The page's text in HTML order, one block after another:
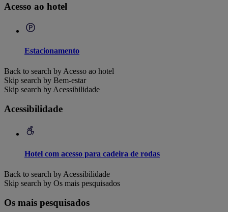
Acesso ao hotel
Estacionamento
Back to search by Acesso ao hotel
Skip search by Bem-estar
Skip search by Acessibilidade
Acessibilidade
Hotel com acesso para cadeira de rodas
Back to search by Acessibilidade
Skip search by Os mais pesquisados
Os mais pesquisados